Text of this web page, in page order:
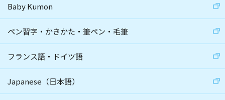
Baby Kumon
ペン習字・かきかた・筆ペン・毛筆
フランス語・ドイツ語
Japanese（日本語）